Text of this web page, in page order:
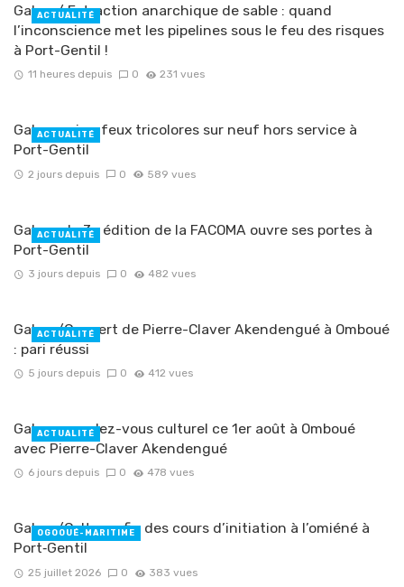
Gabon/ Extraction anarchique de sable : quand
l’inconscience met les pipelines sous le feu des risques
à Port-Gentil !
11 heures depuis 0 231 vues
ACTUALITÉ
Gabon : cinq feux tricolores sur neuf hors service à
Port-Gentil
2 jours depuis 0 589 vues
ACTUALITÉ
Gabon : la 3e édition de la FACOMA ouvre ses portes à
Port-Gentil
3 jours depuis 0 482 vues
ACTUALITÉ
Gabon/Concert de Pierre-Claver Akendengué à Omboué
: pari réussi
5 jours depuis 0 412 vues
ACTUALITÉ
Gabon : rendez-vous culturel ce 1er août à Omboué
avec Pierre-Claver Akendengué
6 jours depuis 0 478 vues
ACTUALITÉ
Gabon/Culture : fin des cours d’initiation à l’omiéné à
Port‑Gentil
25 juillet 2026 0 383 vues
OGOOUÉ-MARITIME